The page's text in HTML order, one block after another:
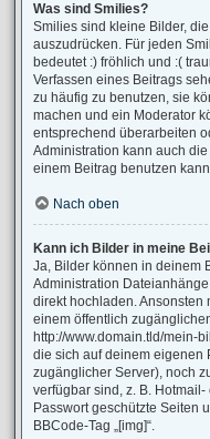
Was sind Smilies?
Smilies sind kleine Bilder,
auszudrücken. Für jeden
bedeutet :) fröhlich und :(
Verfassen eines Beitrags
zu häufig zu benutzen, sie
machen und ein Moderator
entsprechend überarbeiten
Administration kann auch
einem Beitrag benutzen
Nach oben
Kann ich Bilder in meine
Ja, Bilder können in deinem
Administration
direkt hochladen. Ansonsten
einem öffentlich
http://www.domain.tld/mein-
die sich auf deinem eigenen
zugänglicher Server), noch
verfügbar sind, z. B.
Passwort geschützte Seiten
BBCode-Tag „[img]“.